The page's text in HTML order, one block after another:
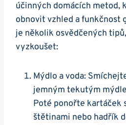
účinných domácích metod,
obnovit vzhled a funkčnost
je několik osvědčených
vyzkoušet:
Mýdlo a‌ voda:
jemným tekutým⁤
Poté ponořte kartáček
štětinami nebo hadřík